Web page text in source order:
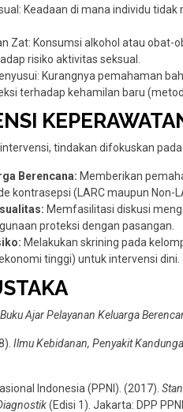
Keadaan di mana individu
Zat: Konsumsi alkohol atau obat-
risiko aktivitas seksual.
Kurangnya pemahaman
terhadap kehamilan baru
tindakan difokuskan
Berencana: Memberikan
kontrasepsi (LARC maupun Non-
Memfasilitasi diskusi
proteksi dengan pasangan.
Melakukan skrining pada
tinggi) untuk intervensi dini.
Buku Ajar Pelayanan Keluarga
Ilmu Kebidanan, Penyakit
Indonesia (PPNI). (2017).
(Edisi 1). Jakarta: DPP PPNI.